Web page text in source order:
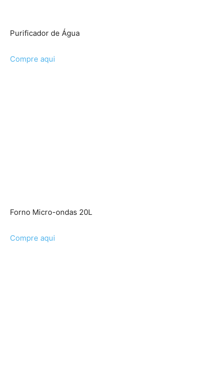
Purificador de Água
Compre aqui
Forno Micro-ondas 20L
Compre aqui